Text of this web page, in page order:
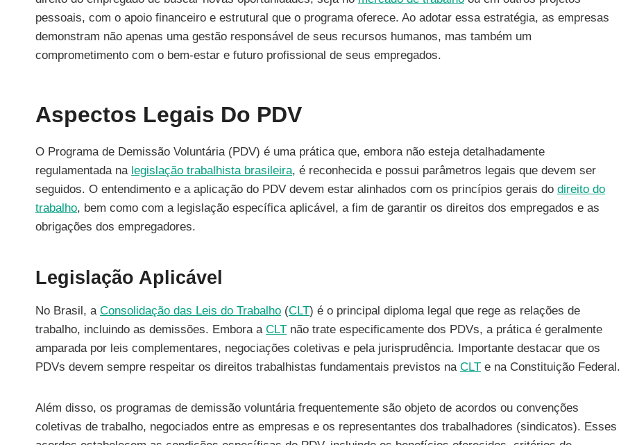
pessoais, com o apoio financeiro e estrutural que o programa oferece. Ao adotar essa estratégia, as empresas
demonstram não apenas uma gestão responsável de seus recursos humanos, mas também um
comprometimento com o bem-estar e futuro profissional de seus empregados.
Aspectos Legais Do PDV
O Programa de Demissão Voluntária (PDV) é uma prática que, embora não esteja detalhadamente
regulamentada na legislação trabalhista brasileira, é reconhecida e possui parâmetros legais que devem ser
seguidos. O entendimento e a aplicação do PDV devem estar alinhados com os princípios gerais do direito do
trabalho, bem como com a legislação específica aplicável, a fim de garantir os direitos dos empregados e as
obrigações dos empregadores.
Legislação Aplicável
No Brasil, a Consolidação das Leis do Trabalho (CLT) é o principal diploma legal que rege as relações de
trabalho, incluindo as demissões. Embora a CLT não trate especificamente dos PDVs, a prática é geralmente
amparada por leis complementares, negociações coletivas e pela jurisprudência. Importante destacar que os
PDVs devem sempre respeitar os direitos trabalhistas fundamentais previstos na CLT e na Constituição Federal.
Além disso, os programas de demissão voluntária frequentemente são objeto de acordos ou convenções
coletivas de trabalho, negociados entre as empresas e os representantes dos trabalhadores (sindicatos). Esses